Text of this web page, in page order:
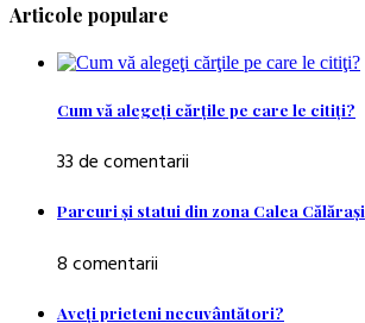
Articole populare
Cum vă alegeţi cărţile pe care le citiţi?
33 de comentarii
Parcuri şi statui din zona Calea Călăraşi
8 comentarii
Aveţi prieteni necuvântători?